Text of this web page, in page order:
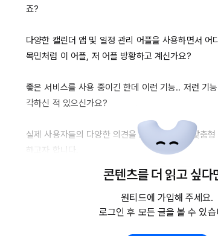
죠?
다양한 캘린더 앱 및 일정 관리 어플을 사용하면서 어
목민처럼 이 어플, 저 어플 방황하고 계신가요?
좋은 서비스를 사용 중이긴 한데 이런 기능.. 저런 기
각하신 적 있으신가요?
실제 사용자들의 다양한 의견을 모아서 사용자 맞춤
하고자 합니다.
기존에 일정 관리를 위해 앱서비스를 사용해 보셨거나
은 서비스를 위해 꼭 참여 부탁드립니다.
콘텐츠를 더 읽고 싶다
원티드에 가입해 주세요.
로그인 후 모든 글을 볼 수 있습